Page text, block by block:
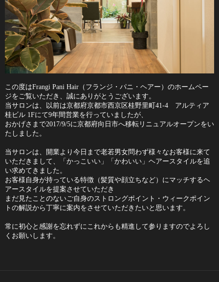
この度はFrangi Pani Hair（フランジ・パニ・ヘアー）のホームペー
ジをご覧いただき、誠にありがとうございます。
当サロンは、以前は京都府京都市西京区桂野里町41-4 アルティア
桂ビル 1Fにて9年間営業を行っていましたが、
おかげさまで2017/9/5に京都府向日市へ移転リニュアルオープンをい
たしました。
当サロンは、開業より今日まで老若男女問わず様々なお客様に来て
いただきまして、「かっこいい」「かわいい」ヘアースタイルを追
い求めてきました。
お客様自身が持っている特徴（髪質や顔立ちなど）にマッチするヘ
アースタイルを提案させていただき
まだ見たことのないご自身のストロングポイント・ウィークポイン
トの解説から丁寧に案内をさせていただきたいと思います。
常に初心と感謝を忘れずにこれからも精進して参りますのでよろし
くお願いします。